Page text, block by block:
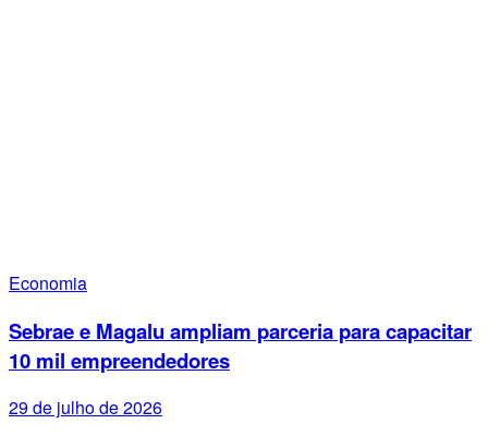
Economia
Sebrae e Magalu ampliam parceria para capacitar
10 mil empreendedores
29 de julho de 2026